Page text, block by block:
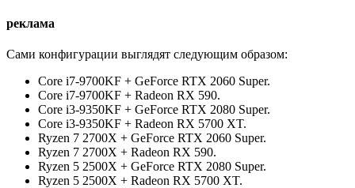
реклама
Сами конфигурации выглядят следующим образом:
Core i7-9700KF + GeForce RTX 2060 Super.
Core i7-9700KF + Radeon RX 590.
Core i3-9350KF + GeForce RTX 2080 Super.
Core i3-9350KF + Radeon RX 5700 XT.
Ryzen 7 2700Х + GeForce RTX 2060 Super.
Ryzen 7 2700Х + Radeon RX 590.
Ryzen 5 2500X + GeForce RTX 2080 Super.
Ryzen 5 2500X + Radeon RX 5700 XT.